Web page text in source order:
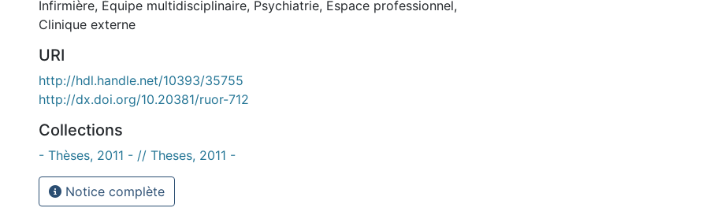
Infirmière, Équipe multidisciplinaire, Psychiatrie, Espace professionnel,
Clinique externe
URI
http://hdl.handle.net/10393/35755
http://dx.doi.org/10.20381/ruor-712
Collections
- Thèses, 2011 - // Theses, 2011 -
Notice complète